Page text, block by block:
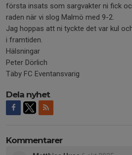
första insats som sargvakter ni fick
raden när vi slog Malmö med 9-2.
Jag hoppas att ni tyckte det var kul
i framtiden.
Hälsningar
Peter Dörlich
Täby FC Eventansvarig
Dela nyhet
Kommentarer